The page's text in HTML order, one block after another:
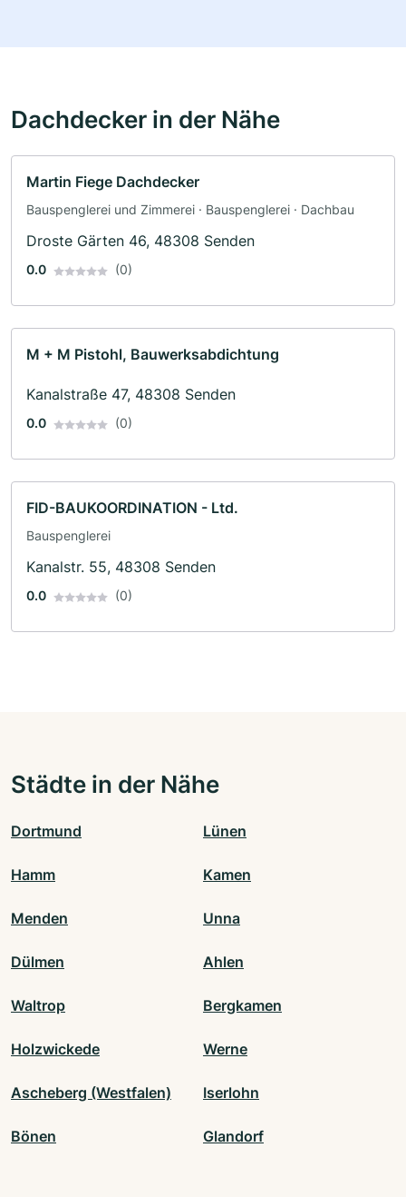
Dachdecker in der Nähe
Martin Fiege Dachdecker
Bauspenglerei und Zimmerei · Bauspenglerei · Dachbau
Droste Gärten 46, 48308 Senden
0.0 (0)
M + M Pistohl, Bauwerksabdichtung
Kanalstraße 47, 48308 Senden
0.0 (0)
FID-BAUKOORDINATION - Ltd.
Bauspenglerei
Kanalstr. 55, 48308 Senden
0.0 (0)
Städte in der Nähe
Dortmund Lünen
Hamm Kamen
Menden Unna
Dülmen Ahlen
Waltrop Bergkamen
Holzwickede Werne
Ascheberg (Westfalen) Iserlohn
Bönen Glandorf